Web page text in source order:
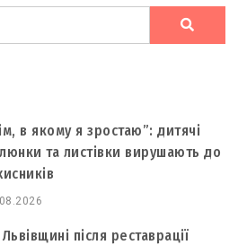
в якому я зростаю”: дитячі
та листівки вирушають до
після реставрації